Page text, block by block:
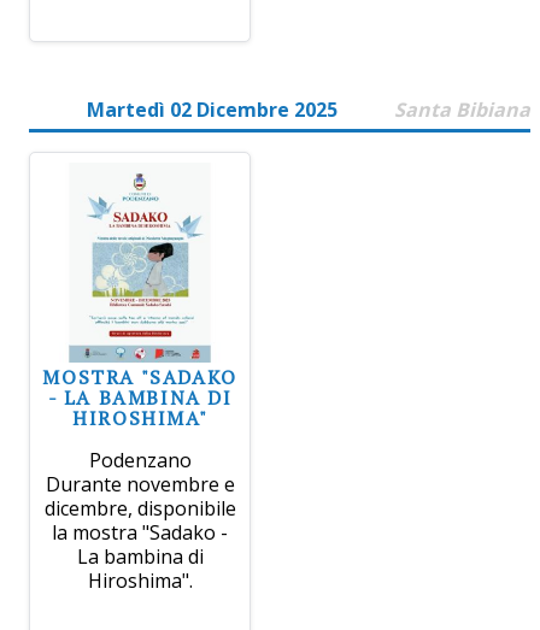
Martedì 02 Dicembre 2025 Santa Bibiana
MOSTRA "SADAKO
- LA BAMBINA DI
HIROSHIMA"
Podenzano
Durante novembre e
dicembre, disponibile
la mostra "Sadako -
La bambina di
Hiroshima".